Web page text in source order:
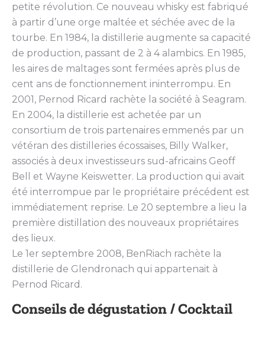
petite révolution. Ce nouveau whisky est fabriqué
à partir d’une orge maltée et séchée avec de la
tourbe. En 1984, la distillerie augmente sa capacité
de production, passant de 2 à 4 alambics. En 1985,
les aires de maltages sont fermées après plus de
cent ans de fonctionnement ininterrompu. En
2001, Pernod Ricard rachète la société à Seagram.
En 2004, la distillerie est achetée par un
consortium de trois partenaires emmenés par un
vétéran des distilleries écossaises, Billy Walker,
associés à deux investisseurs sud-africains Geoff
Bell et Wayne Keiswetter. La production qui avait
été interrompue par le propriétaire précédent est
immédiatement reprise. Le 20 septembre a lieu la
première distillation des nouveaux propriétaires
des lieux.
Le 1er septembre 2008, BenRiach rachète la
distillerie de Glendronach qui appartenait à
Pernod Ricard.
Conseils de dégustation / Cocktail